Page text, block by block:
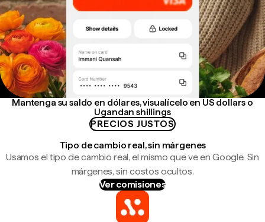
Mantenga su saldo en dólares, visualícelo en US dollars o
Ugandan shillings
PRECIOS JUSTOS
Tipo de cambio real, sin márgenes
Usamos el tipo de cambio real, el mismo que ve en Google. Sin
márgenes, sin costos ocultos.
Ver comisiones